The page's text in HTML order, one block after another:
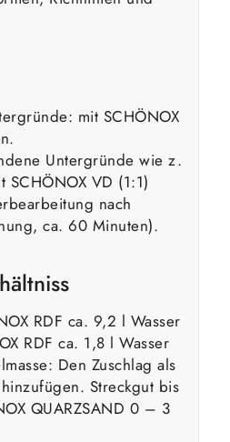
mit SCHÖNOX
Untergründe wie z.
VD (1:1)
nach
ca. 60 Minuten).
RDF ca. 9,2 l Wasser
RDF ca. 1,8 l Wasser
Den Zuschlag als
Streckgut bis
QUARZSAND 0 – 3